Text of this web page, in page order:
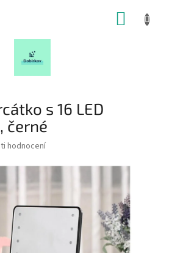
s 16 LED
černé
hodnocení